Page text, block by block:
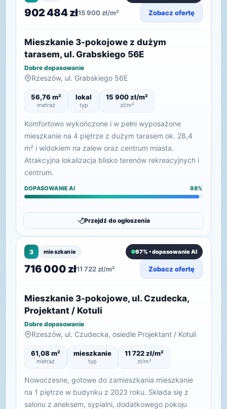
902 484 zł15 900 zł/m² Zobacz ofertę
Mieszkanie 3-pokojowe z dużym
tarasem, ul. Grabskiego 56E
Dobre dopasowanie
Rzeszów, ul. Grabskiego 56E
56,76 m²
metraż
lokal
typ
15 900 zł/m²
zł/m²
Komfortowo wykończone i w pełni wyposażone
mieszkanie na 4 piętrze z dużym tarasem ok. 28,4
m² i widokiem na zalew oraz centrum miasta.
Atrakcyjna lokalizacja blisko terenów rekreacyjnych i
centrum.
DOPASOWANIE AI 98%
Przejdź do ogłoszenia
3 mieszkanie 97% • dopasowanie AI
716 000 zł11 722 zł/m² Zobacz ofertę
Mieszkanie 3-pokojowe, ul. Czudecka,
Projektant / Kotuli
Dobre dopasowanie
Rzeszów, ul. Czudecka, osiedle Projektant / Kotuli
61,08 m²
metraż
mieszkanie
typ
11 722 zł/m²
zł/m²
Nowoczesne, gotowe do zamieszkania mieszkanie
na 1 piętrze w budynku z 2023 roku. Składa się z
salonu z aneksem, sypialni, dodatkowego pokoju